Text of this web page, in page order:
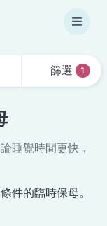
篩選 1
睡覺時間更快，
件的臨時保母。